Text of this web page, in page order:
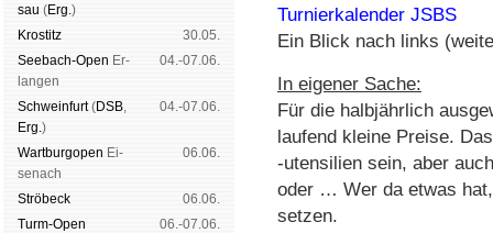
sau (Erg.)
Kros­titz
30.05.
See­bach-Open Er­
lan­gen
04.-07.06.
Schwein­furt(DSB,
Erg.)
04.-07.06.
Wart­burg­open Ei­
se­nach
06.06.
Strö­beck
06.06.
Turm-Open
06.-07.06.
Turnierkalender JSBS
Ein Blick nach links
In eigener Sache:
Für die halbjährlich
laufend kleine Preise.
-utensilien sein, aber
oder … Wer da etwas
setzen.